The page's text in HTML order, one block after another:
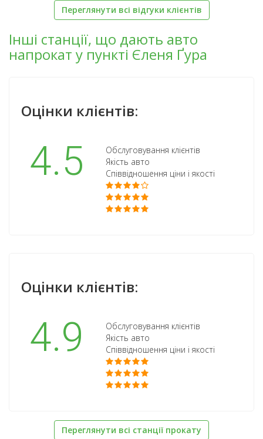
Переглянути всі відгуки клієнтів
Інші станції, що дають авто
напрокат у пункті Єленя Ґура
Оцінки клієнтів:
4.5
Обслуговування клієнтів
Якість авто
Співвідношення ціни і якості
Оцінки клієнтів:
4.9
Обслуговування клієнтів
Якість авто
Співвідношення ціни і якості
Переглянути всі станції прокату